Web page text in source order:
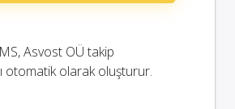
Asvost OÜ takip
otomatik olarak oluşturur.